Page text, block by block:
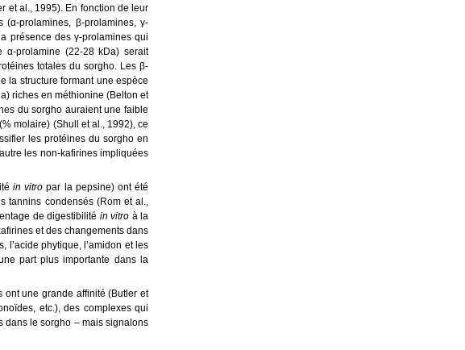
et al., 1995). En fonction de leur
prolamines, β-prolamines, γ-
présence des γ-prolamines qui
prolamine (22-28 kDa) serait
totales du sorgho. Les β-
la structure formant une espèce
riches en méthionine (Belton et
du sorgho auraient une faible
molaire) (Shull et al., 1992), ce
les protéines du sorgho en
les non-kafirines impliquées
in vitro par la pepsine) ont été
tannins condensés (Rom et al.,
de digestibilité in vitro à la
et des changements dans
l’acide phytique, l’amidon et les
part plus importante dans la
une grande affinité (Butler et
etc.), des complexes qui
dans le sorgho – mais signalons